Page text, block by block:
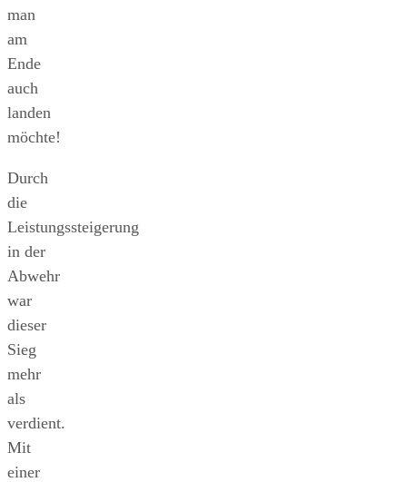
man
am
Ende
auch
landen
möchte!
Durch
die
Leistungssteigerung
in der
Abwehr
war
dieser
Sieg
mehr
als
verdient.
Mit
einer